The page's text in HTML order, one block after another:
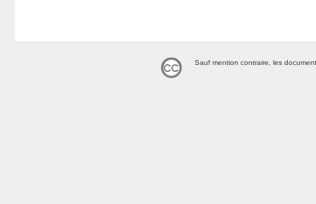
Sauf mention contraire, les